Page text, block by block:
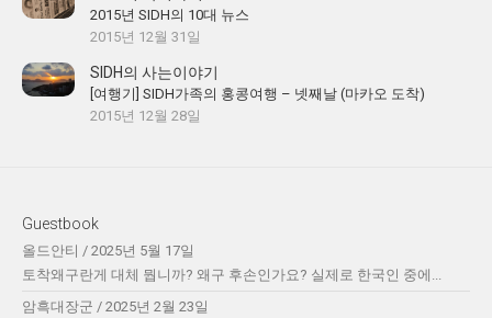
2015년 SIDH의 10대 뉴스
2015년 12월 31일
SIDH의 사는이야기
[여행기] SIDH가족의 홍콩여행 – 넷째날 (마카오 도착)
2015년 12월 28일
Guestbook
올드안티 / 2025년 5월 17일
토착왜구란게 대체 뭡니까? 왜구 후손인가요? 실제로 한국인 중에...
암흑대장군 / 2025년 2월 23일